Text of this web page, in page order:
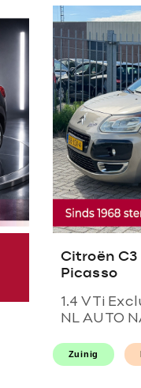
Citroën C3
Picasso
1.4 VTi
NL AUTO
AIRCO
CRUISE l
Zuinig